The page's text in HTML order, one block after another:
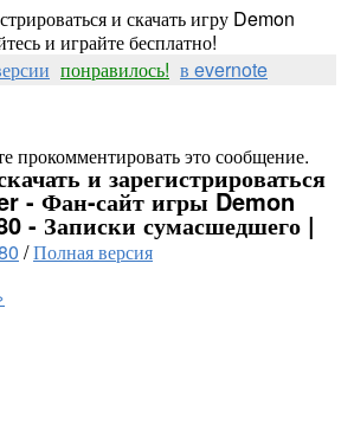
и скачать игру Demon
и играйте бесплатно!
понравилось! в evernote
прокомментировать это сообщение.
и зарегистрироваться
- Фан-сайт игры Demon
- Записки сумасшедшего |
/Полная версия